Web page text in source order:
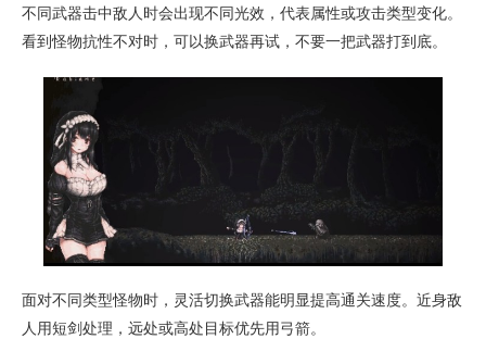
不同武器击中敌人时会出现不同光效，代表属性或攻击类型变化。
看到怪物抗性不对时，可以换武器再试，不要一把武器打到底。
面对不同类型怪物时，灵活切换武器能明显提高通关速度。近身敌
人用短剑处理，远处或高处目标优先用弓箭。